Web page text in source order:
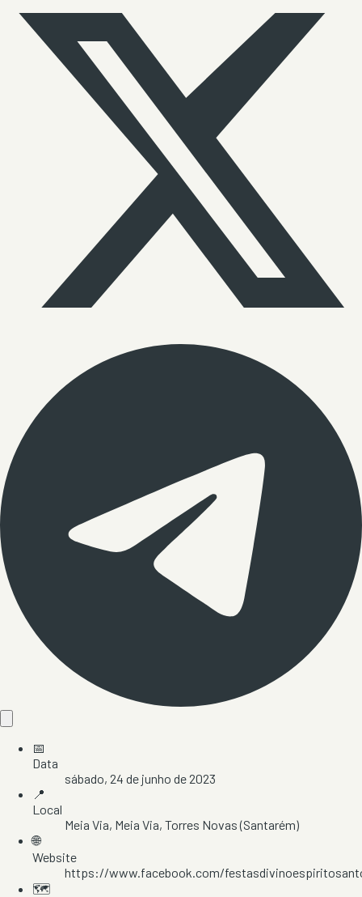
📅
Data
sábado, 24 de junho de 2023
📍
Local
Meia Via, Meia Via, Torres Novas(Santarém)
🌐
Website
https://www.facebook.com/
🗺️